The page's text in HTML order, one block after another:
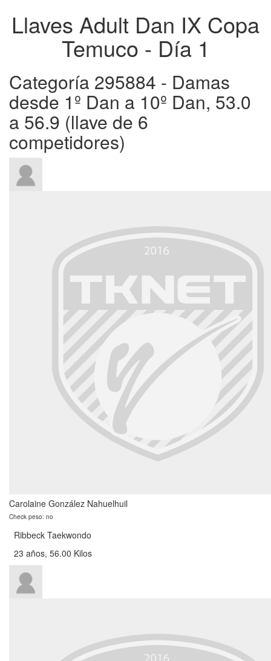
Llaves Adult Dan IX Copa
Temuco - Día 1
Categoría 295884 - Damas
desde 1º Dan a 10º Dan, 53.0
a 56.9 (llave de 6
competidores)
Carolaine González Nahuelhuil
Check peso: no
Ribbeck Taekwondo
23 años, 56.00 Kilos